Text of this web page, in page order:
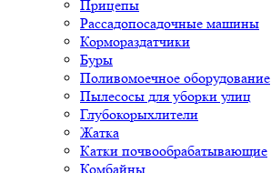
Прицепы
Рассадопосадочные машины
Кормораздатчики
Буры
Поливомоечное оборудование
Пылесосы для уборки улиц
Глубокорыхлители
Жатка
Катки почвообрабатывающие
Комбайны